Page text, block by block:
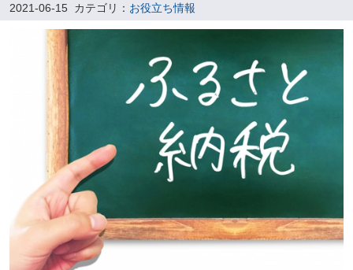
2021-06-15 カテゴリ： お役立ち情報